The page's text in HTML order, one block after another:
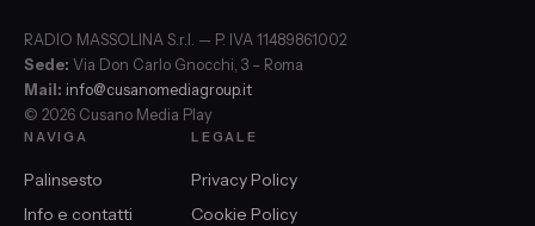
RADIO MASSOLINA S.r.l. — P. IVA 11489861002
Sede: Via Don Carlo Gnocchi, 3 – Roma
Mail: info@cusanomediagroup.it
© 2026 Cusano Media Play
NAVIGA
Palinsesto
Info e contatti
LEGALE
Privacy Policy
Cookie Policy